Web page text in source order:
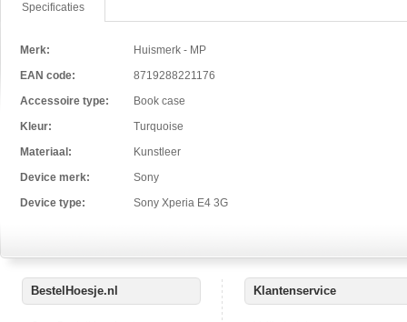
Specificaties
Merk:
Huismerk - MP
EAN code:
8719288221176
Accessoire type:
Book case
Kleur:
Turquoise
Materiaal:
Kunstleer
Device merk:
Sony
Device type:
Sony Xperia E4 3G
BestelHoesje.nl Klantenservice